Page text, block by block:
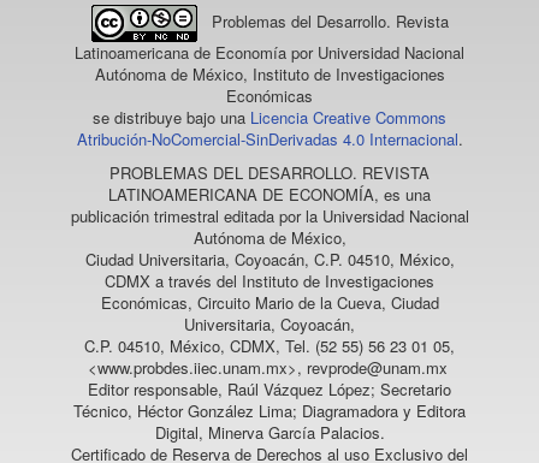
Problemas del Desarrollo. Revista
Latinoamericana de Economía por Universidad Nacional
Autónoma de México, Instituto de Investigaciones
Económicas
se distribuye bajo una Licencia Creative Commons
Atribución-NoComercial-SinDerivadas 4.0 Internacional.
PROBLEMAS DEL DESARROLLO. REVISTA
LATINOAMERICANA DE ECONOMÍA, es una
publicación trimestral editada por la Universidad Nacional
Autónoma de México,
Ciudad Universitaria, Coyoacán, C.P. 04510, México,
CDMX a través del Instituto de Investigaciones
Económicas, Circuito Mario de la Cueva, Ciudad
Universitaria, Coyoacán,
C.P. 04510, México, CDMX, Tel. (52 55) 56 23 01 05,
<www.probdes.iiec.unam.mx>, revprode@unam.mx
Editor responsable, Raúl Vázquez López; Secretario
Técnico, Héctor González Lima; Diagramadora y Editora
Digital, Minerva García Palacios.
Certificado de Reserva de Derechos al uso Exclusivo del